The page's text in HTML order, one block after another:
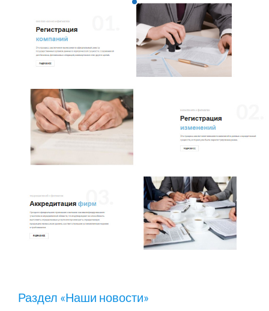
Раздел «Наши новости»